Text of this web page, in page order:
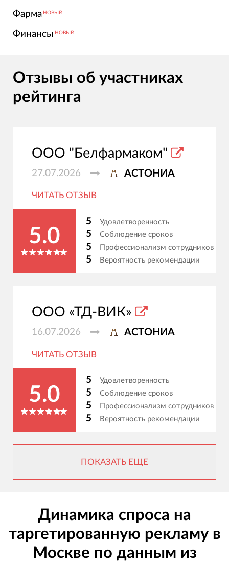
Фарма НОВЫЙ
Финансы НОВЫЙ
Отзывы об участниках
рейтинга
ООО "Белфармаком"
27.07.2026 АСТОНИА
ЧИТАТЬ ОТЗЫВ
5.0
5 Удовлетворенность
5 Соблюдение сроков
5 Профессионализм сотрудников
5 Вероятность рекомендации
ООО «ТД-ВИК»
16.07.2026 АСТОНИА
ЧИТАТЬ ОТЗЫВ
5.0
5 Удовлетворенность
5 Соблюдение сроков
5 Профессионализм сотрудников
5 Вероятность рекомендации
ПОКАЗАТЬ ЕЩЕ
Динамика спроса на
таргетированную рекламу в
Москве по данным из